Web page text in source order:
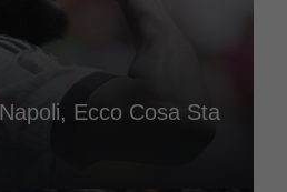
Ecco Cosa Sta